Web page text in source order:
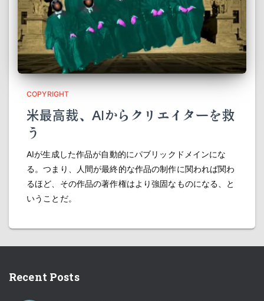
COPYRIGHT
米最高裁、AIからクリエイターを救
う
AIが生成した作品が自動的にパブリックドメインにな
る。つまり、人間が最終的な作品の制作に関われば関わ
るほど、その作品の著作権はより強固なものになる、と
いうことだ。
Recent Posts